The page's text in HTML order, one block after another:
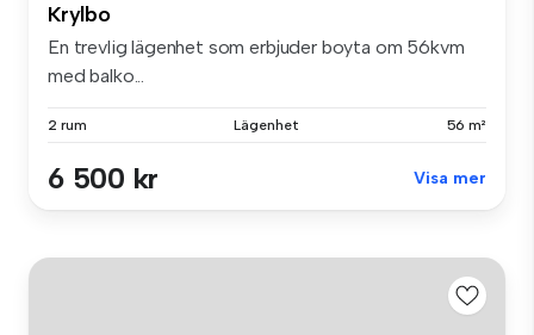
Krylbo
En trevlig lägenhet som erbjuder boyta om 56kvm
med balko...
2 rum Lägenhet 56 m²
6 500 kr Visa mer